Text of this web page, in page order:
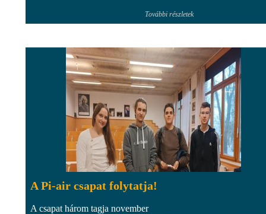
További részletek
A Pi-air csapat folytatja!
A csapat három tagja november